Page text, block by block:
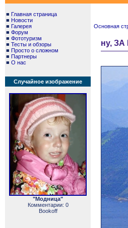
■ Главная страница
■ Новости
■ Галерея
■ Форум
■ Фототуризм
■ Тесты и обзоры
■ Просто о сложном
■ Партнеры
■ О нас
Случайное изображение
"Модница"
Комментарии: 0
Bookoff
Основная
ну,